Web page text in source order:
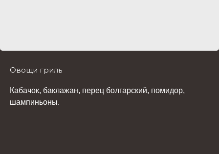
Овощи гриль
Кабачок, баклажан, перец болгарский, помидор,
шампиньоны.